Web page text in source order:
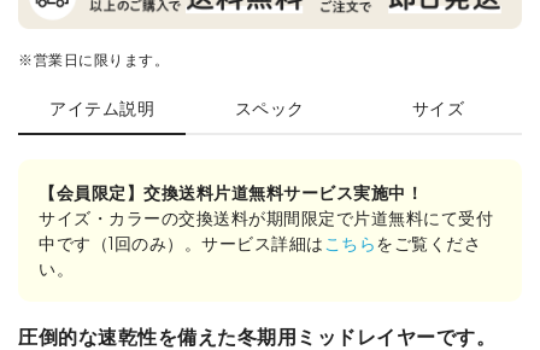
※営業日に限ります。
アイテム説明 スペック サイズ
【会員限定】交換送料片道無料サービス実施中！
サイズ・カラーの交換送料が期間限定で片道無料にて受付
中です（1回のみ）。サービス詳細は こちらをご覧くださ
い。
圧倒的な速乾性を備えた冬期用ミッドレイヤーです。